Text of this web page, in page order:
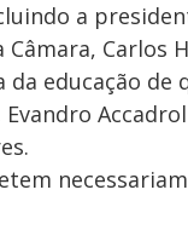
a
Carlos
educação de